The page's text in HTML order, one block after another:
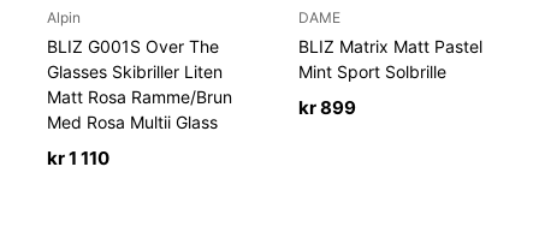
Alpin
BLIZ G001S Over The
Glasses Skibriller Liten
Matt Rosa Ramme/Brun
Med Rosa Multii Glass
kr1 110
DAME
BLIZ Matrix Matt Pastel
Mint Sport Solbrille
kr899